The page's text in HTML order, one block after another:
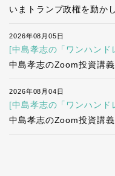
いまトランプ政権を動か
2026年08月05日
[中島孝志の「ワンハンド
中島孝志のZoom投資講義
2026年08月04日
[中島孝志の「ワンハンド
中島孝志のZoom投資講義